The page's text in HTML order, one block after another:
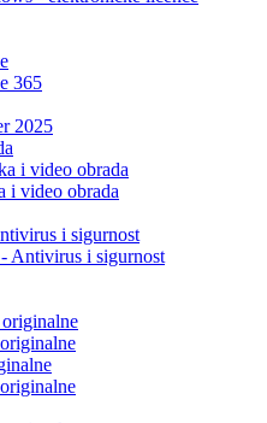
365
2025
i video obrada
i video obrada
i sigurnost
Antivirus i sigurnost